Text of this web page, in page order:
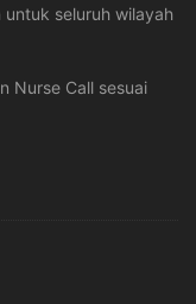
seluruh wilayah
Nurse Call sesuai